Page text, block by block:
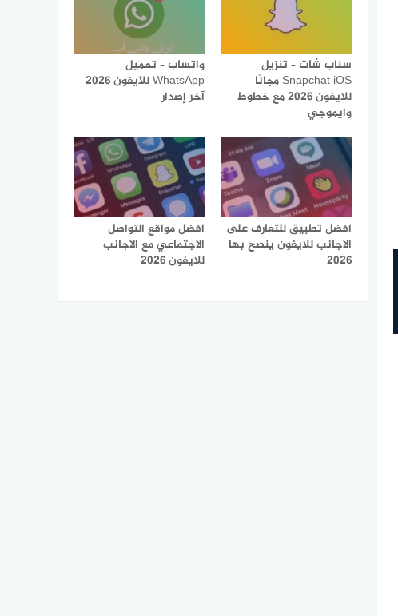
سناب شات – تنزيل
Snapchat iOS مجانًا
للايفون 2026 مع خطوط
وايموجي
واتساب – تحميل
WhatsApp للآيفون 2026
آخر إصدار
افضل تطبيق للتعارف على
الاجانب للايفون ينصح بها
2026
افضل مواقع التواصل
الاجتماعي مع الاجانب
للايفون 2026